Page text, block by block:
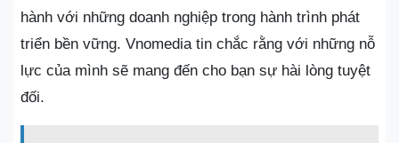
hành với những doanh nghiệp trong hành trình phát
triển bền vững. Vnomedia tin chắc rằng với những nỗ
lực của mình sẽ mang đến cho bạn sự hài lòng tuyệt
đối.